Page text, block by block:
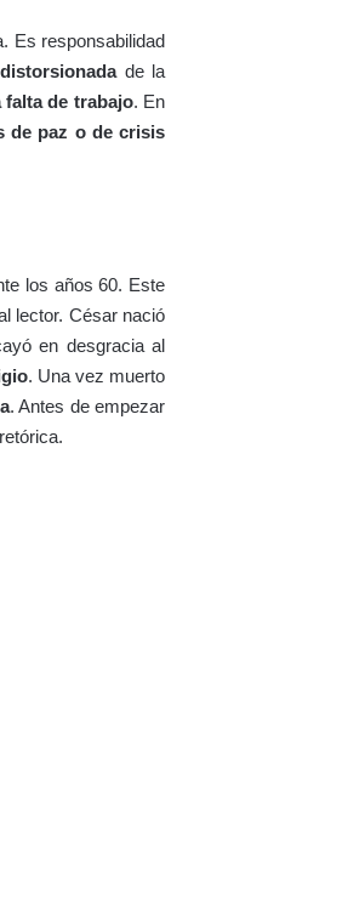
Es responsabilidad
distorsionadade la
falta de trabajo. En
de paz o de crisis
los años 60. Este
lector. César nació
en desgracia al
. Una vez muerto
. Antes de empezar